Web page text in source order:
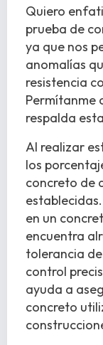
Quiero
prueba de
ya que nos
anomalías
resistencia
Permítanme
respalda
Al realizar
los
concreto de
en un
encuentra
tolerancia
control
ayuda a
concreto